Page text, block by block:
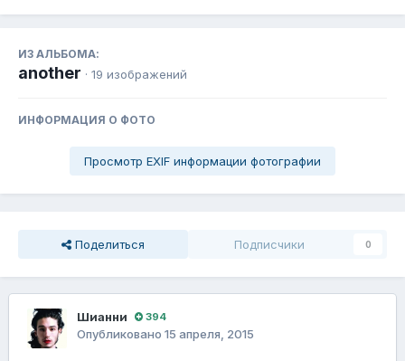
ИЗ АЛЬБОМА:
another · 19 изображений
ИНФОРМАЦИЯ О ФОТО
Просмотр EXIF информации фотографии
Поделиться Подписчики 0
Шианни 394
Опубликовано 15 апреля, 2015